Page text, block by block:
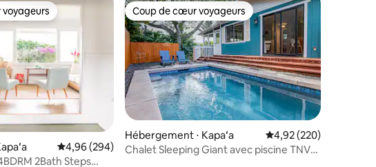
150 commentaires : 4,93 sur 5
les plus appréciés
Évaluation moyenne sur la base de 294 commentaires : 4,96 sur 5
4,96 (294)
2Bath Steps
Coup de cœur voyageurs
Coup de cœur voyageurs
Hébergement ⋅ Kapaʻa Évaluation moyenne
4,92 (220)
Chalet Sleeping Giant avec piscine TNVC